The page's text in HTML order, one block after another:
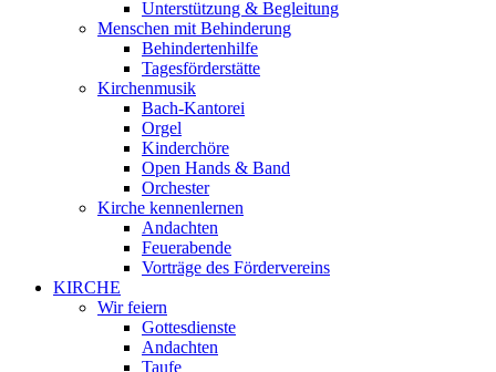
Unterstützung & Begleitung
Menschen mit Behinderung
Behindertenhilfe
Tagesförderstätte
Kirchenmusik
Bach-Kantorei
Orgel
Kinderchöre
Open Hands & Band
Orchester
Kirche kennenlernen
Andachten
Feuerabende
Vorträge des Fördervereins
KIRCHE
Wir feiern
Gottesdienste
Andachten
Taufe